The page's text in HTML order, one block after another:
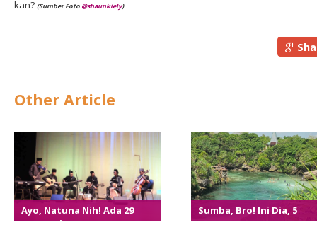
kan? (Sumber Foto @shaunkiely)
Other Article
Ayo, Natuna Nih! Ada 29
Sumba, Bro! Ini Dia, 5